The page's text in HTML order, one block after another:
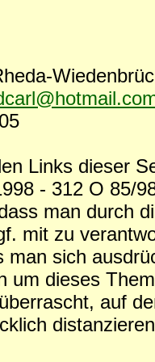
Links dieser
- 312 O 85/
man durch
mit zu
man sich
um dieses
auf